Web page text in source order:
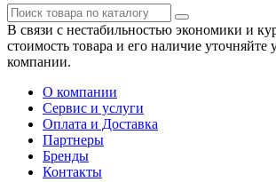
В связи с нестабильностью экономики и
стоимость товара и его наличие уточняйте
компании.
О компании
Сервис и услуги
Оплата и Доставка
Партнеры
Бренды
Контакты